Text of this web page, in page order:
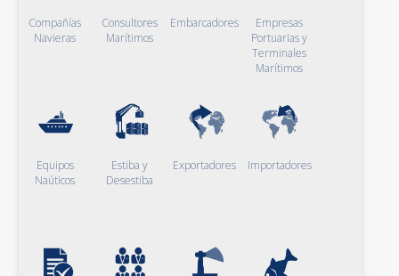
Compañías
Navieras
Consultores
Marítimos
Embarcadores
Empresas
Portuarias y
Terminales
Marítimos
Equipos
Naúticos
Estiba y
Desestiba
Exportadores Importadores